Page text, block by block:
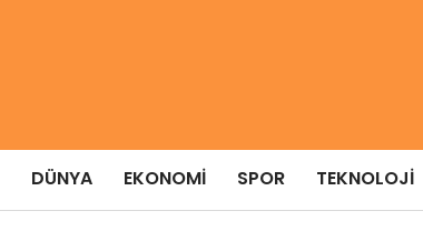
DÜNYA EKONOMI SPOR TEKNOLOJI